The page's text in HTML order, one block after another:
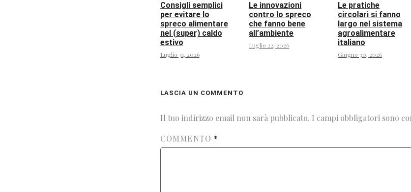
Consigli semplici
per evitare lo
spreco alimentare
nel (super) caldo
estivo
Luglio 31, 2026
Le innovazioni
contro lo spreco
che fanno bene
all’ambiente
Luglio 22, 2026
Le pratiche
circolari si fanno
largo nel sistema
agroalimentare
italiano
Giugno 30, 2026
LASCIA UN COMMENTO
Il tuo indirizzo email non sarà pubblicato. I campi obbligatori sono
COMMENTO *